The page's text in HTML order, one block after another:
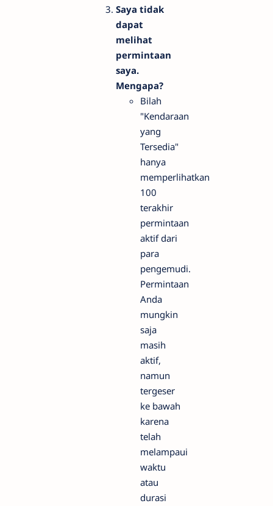
Saya tidak
dapat
melihat
permintaan
saya.
Mengapa?
Bilah
"Kendaraan
yang
Tersedia"
hanya
memperlihatkan
100
terakhir
permintaan
aktif dari
para
pengemudi.
Permintaan
Anda
mungkin
saja
masih
aktif,
namun
tergeser
ke bawah
karena
telah
melampaui
waktu
atau
durasi